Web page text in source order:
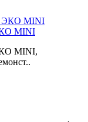
MINI
MINI,